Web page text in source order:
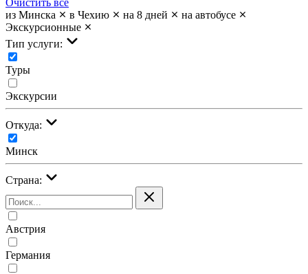
из Минска
в Чехию на 8 дней
на автобусе
Экскурсионные
Тип услуги:
Туры
Экскурсии
Откуда:
Минск
Страна:
Австрия
Германия